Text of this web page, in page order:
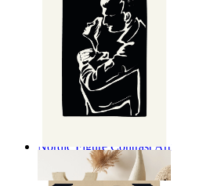
Nordic Figure Contrast Art
Ab 14,95 €